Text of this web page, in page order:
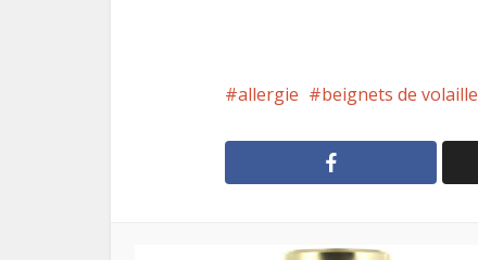
allergie beignets de volaille